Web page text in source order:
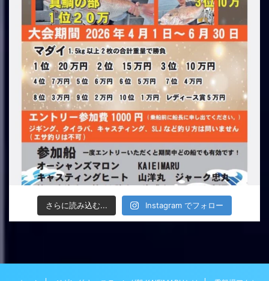
さらに読み込む... Instagram でフォロー